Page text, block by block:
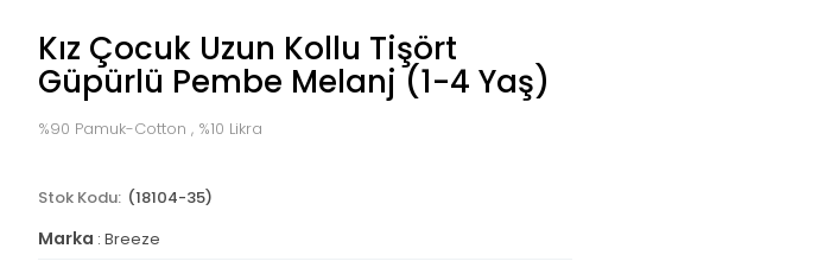
Kız Çocuk Uzun Kollu Tişört
Güpürlü Pembe Melanj (1-4 Yaş)
%90 Pamuk-Cotton , %10 Likra
(18104-35)
Marka : Breeze